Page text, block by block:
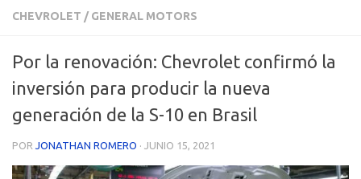
CHEVROLET / GENERAL MOTORS
Por la renovación: Chevrolet confirmó la
inversión para producir la nueva
generación de la S-10 en Brasil
POR JONATHAN ROMERO · JUNIO 15, 2021